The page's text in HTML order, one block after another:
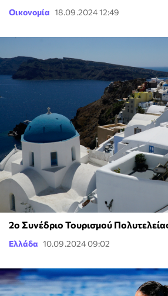
Οικονομία 18.09.2024 12:49
2ο Συνέδριο Τουρισμού
Ελλάδα 10.09.2024 09:02